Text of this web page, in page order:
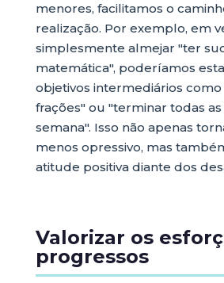
menores, facilitamos o
realização. Por exemplo, em
simplesmente almejar "ter
matemática", poderíamos
objetivos intermediários
frações" ou "terminar todas
semana". Isso não apenas
menos opressivo, mas
atitude positiva diante dos
Valorizar os
progressos